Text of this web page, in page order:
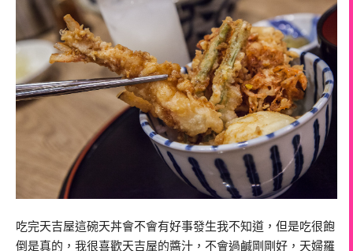
吃完天吉屋這碗天丼會不會有好事發生我不知道，但是吃很飽
倒是真的，我很喜歡天吉屋的醬汁，不會過鹹剛剛好，天婦羅